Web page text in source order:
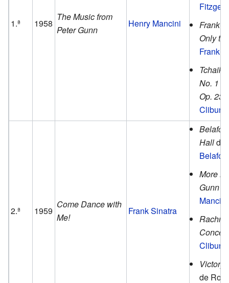
1.ª 1958
The Music from
Peter Gunn
Henry Mancini
Frank
Only
Frank
No. 1
Op. 23
Cliburn
2.ª 1959
Come Dance with
Me!
Frank Sinatra
Hallde
More
Gunn
Mancini
Cliburn
Victory
de